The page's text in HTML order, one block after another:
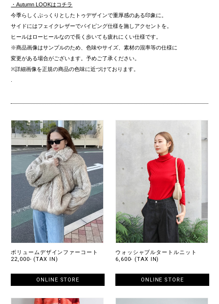
・Autumn LOOKはコチラ
今季らしくぷっくりとしたトゥデザインで重厚感のある印象に。
サイドにはフェイクレザーでパイピング仕様を施しアクセントを。
ヒールはローヒールなので長く歩いても疲れにくい仕様です。
※商品画像はサンプルのため、色味やサイズ、素材の混率等の仕様に
変更がある場合がございます。予めご了承ください。
※詳細画像を正規の商品の色味に近づけております。
ボリュームデザインファーコート
22,000- (TAX IN)
ONLINE STORE
ウォッシャブルタートルニット
6,600- (TAX IN)
ONLINE STORE